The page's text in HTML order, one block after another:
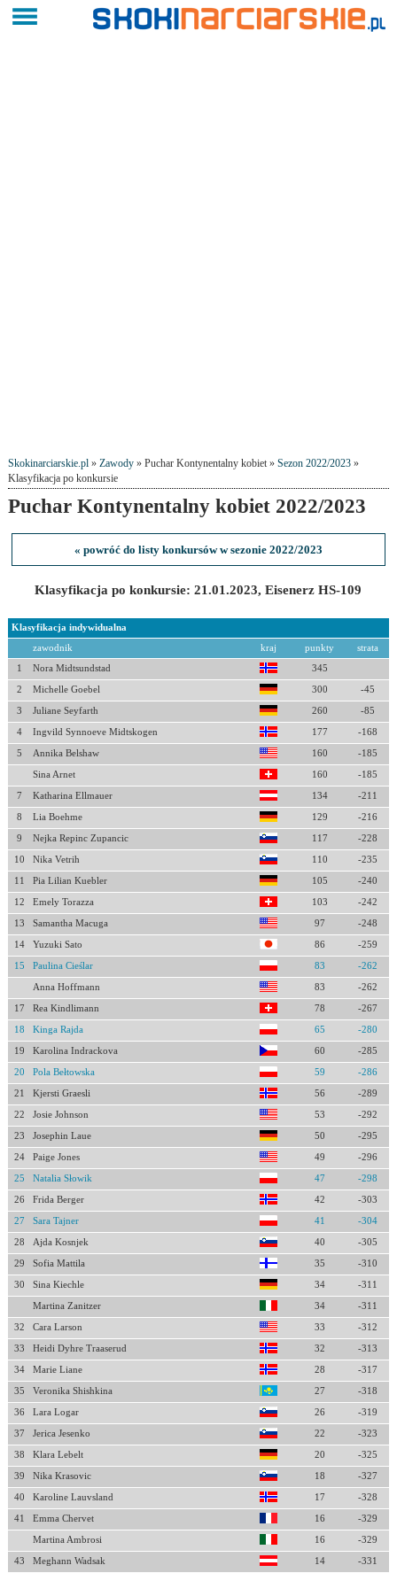
Skokinarciarskie.pl» Zawody» Puchar Kontynentalny kobiet » Sezon 2022/2023»
Klasyfikacja po konkursie
Puchar Kontynentalny kobiet 2022/2023
« powróć do listy konkursów w sezonie 2022/2023
Klasyfikacja po konkursie: 21.01.2023, Eisenerz HS-109
Klasyfikacja indywidualna
zawodnik kraj punkty strata
1 Nora Midtsundstad 345
2 Michelle Goebel 300 -45
3 Juliane Seyfarth 260 -85
4 Ingvild Synnoeve Midtskogen 177 -168
5 Annika Belshaw 160 -185
Sina Arnet 160 -185
7 Katharina Ellmauer 134 -211
8 Lia Boehme 129 -216
9 Nejka Repinc Zupancic 117 -228
10 Nika Vetrih 110 -235
11 Pia Lilian Kuebler 105 -240
12 Emely Torazza 103 -242
13 Samantha Macuga 97 -248
14 Yuzuki Sato 86 -259
15 Paulina Cieślar 83 -262
Anna Hoffmann 83 -262
17 Rea Kindlimann 78 -267
18 Kinga Rajda 65 -280
19 Karolina Indrackova 60 -285
20 Pola Bełtowska 59 -286
21 Kjersti Graesli 56 -289
22 Josie Johnson 53 -292
23 Josephin Laue 50 -295
24 Paige Jones 49 -296
25 Natalia Słowik 47 -298
26 Frida Berger 42 -303
27 Sara Tajner 41 -304
28 Ajda Kosnjek 40 -305
29 Sofia Mattila 35 -310
30 Sina Kiechle 34 -311
Martina Zanitzer 34 -311
32 Cara Larson 33 -312
33 Heidi Dyhre Traaserud 32 -313
34 Marie Liane 28 -317
35 Veronika Shishkina 27 -318
36 Lara Logar 26 -319
37 Jerica Jesenko 22 -323
38 Klara Lebelt 20 -325
39 Nika Krasovic 18 -327
40 Karoline Lauvsland 17 -328
41 Emma Chervet 16 -329
Martina Ambrosi 16 -329
43 Meghann Wadsak 14 -331